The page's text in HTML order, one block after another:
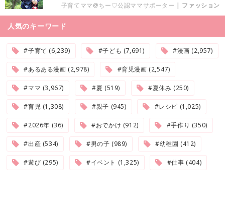
子育てママ@ちー♡公認ママサポーター | ファッション
人気のキーワード
#子育て (6,239) #子ども (7,691) #漫画 (2,957)
#あるある漫画 (2,978) #育児漫画 (2,547)
#ママ (3,967) #夏 (519) #夏休み (250)
#育児 (1,308) #親子 (945) #レシピ (1,025)
#2026年 (36) #おでかけ (912) #手作り (350)
#出産 (534) #男の子 (989) #幼稚園 (412)
#遊び (295) #イベント (1,325) #仕事 (404)